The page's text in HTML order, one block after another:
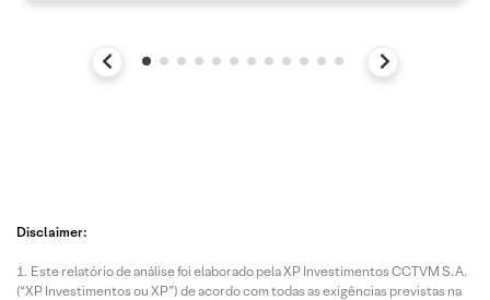
Disclaimer:
Este relatório de análise foi elaborado pela XP Investimentos CCTVM S.A.
(“XP Investimentos ou XP”) de acordo com todas as exigências previstas na